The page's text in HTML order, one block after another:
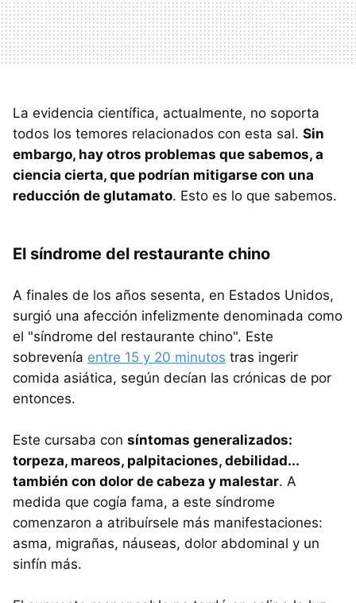
La evidencia científica, actualmente, no soporta
todos los temores relacionados con esta sal. Sin
embargo, hay otros problemas que sabemos, a
ciencia cierta, que podrían mitigarse con una
reducción de glutamato. Esto es lo que sabemos.
El síndrome del restaurante chino
A finales de los años sesenta, en Estados Unidos,
surgió una afección infelizmente denominada como
el "síndrome del restaurante chino". Este
sobrevenía entre 15 y 20 minutos tras ingerir
comida asiática, según decían las crónicas de por
entonces.
Este cursaba con síntomas generalizados:
torpeza, mareos, palpitaciones, debilidad...
también con dolor de cabeza y malestar. A
medida que cogía fama, a este síndrome
comenzaron a atribuírsele más manifestaciones:
asma, migrañas, náuseas, dolor abdominal y un
sinfín más.